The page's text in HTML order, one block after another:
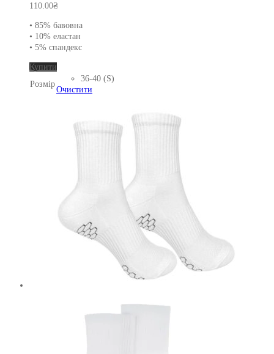
110.00₴
• 85% бавовна
• 10% еластан
• 5% спандекс
Купити
товар
має
Параметри
можна
Розмір
36-40 (S)
Очистити